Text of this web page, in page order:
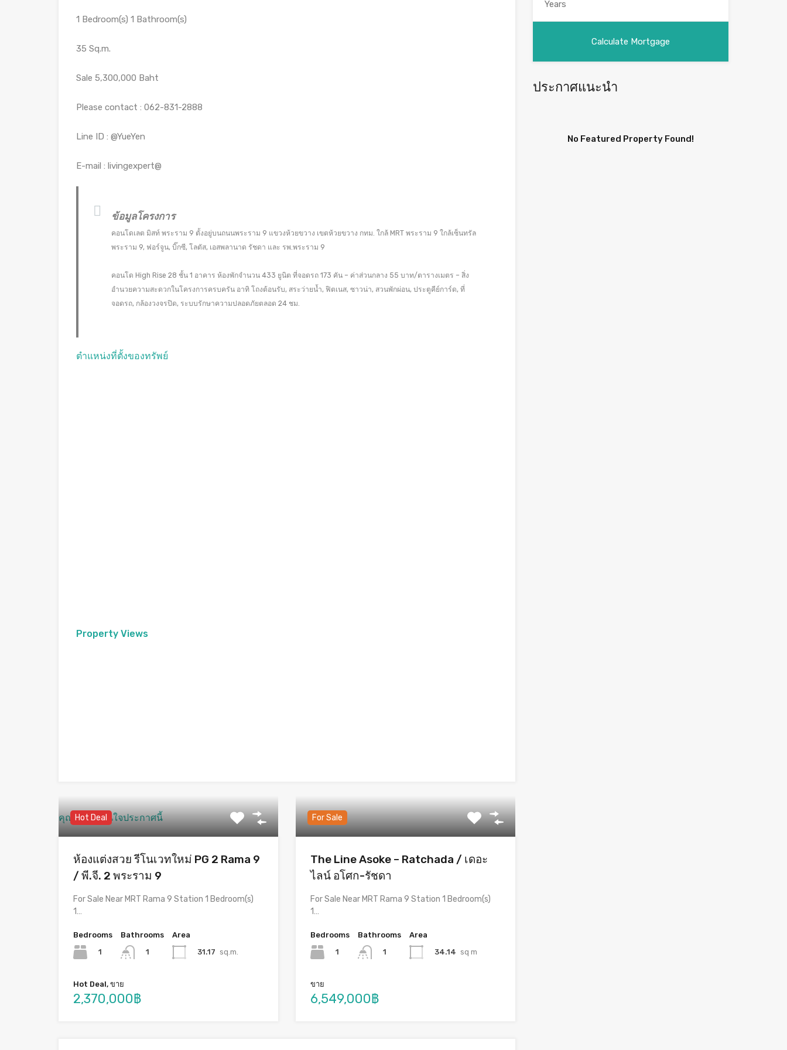
1 Bedroom(s) 1 Bathroom(s)
35 Sq.m.
Sale 5,300,000 Baht
Please contact : 062-831-2888
Line ID : @YueYen
E-mail : livingexpert@
ข้อมูลโครงการ
คอนโดเลต มิสท์ พระราม 9 ตั้งอยู่บนถนนพระราม 9 แขวงห้วยขวาง เขตห้วยขวาง กทม. ใกล้ MRT พระราม 9 ใกล้เซ็นทรัล
พระราม 9, ฟอร์จูน, บิ๊กซี, โลตัส, เอสพลานาด รัชดา และ รพ.พระราม 9
คอนโด High Rise 28 ชั้น 1 อาคาร ห้องพักจำนวน 433 ยูนิต ที่จอดรถ 173 คัน – ค่าส่วนกลาง 55 บาท/ตารางเมตร – สิ่ง
อำนวยความสะดวกในโครงการครบครัน อาทิ โถงต้อนรับ, สระว่ายน้ำ, ฟิตเนส, ซาวน่า, สวนพักผ่อน, ประตูคีย์การ์ด, ที่
จอดรถ, กล้องวงจรปิด, ระบบรักษาความปลอดภัยตลอด 24 ชม.
ตำแหน่งที่ตั้งของทรัพย์
Property Views
คุณอาจจะสนใจประกาศนี้
Hot Deal
ห้องแต่งสวย รีโนเวทใหม่ PG 2 Rama 9
/ พี.จี. 2 พระราม 9
For Sale Near MRT Rama 9 Station 1 Bedroom(s)
1…
Bedrooms
1
Bathrooms
1
Area
31.17 sq.m.
Hot Deal, ขาย
2,370,000฿
For Sale
The Line Asoke – Ratchada / เดอะ
ไลน์ อโศก-รัชดา
For Sale Near MRT Rama 9 Station 1 Bedroom(s)
1…
Bedrooms
1
Bathrooms
1
Area
34.14 sq m
ขาย
6,549,000฿
ประกาศแนะนำ
No Featured Property Found!